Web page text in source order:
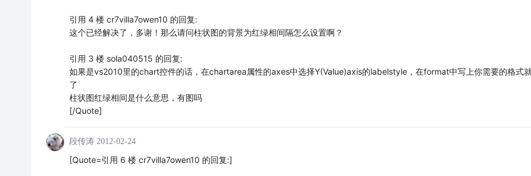
引用 4 楼 cr7villa7owen10 的回复:
这个已经解决了，多谢！那么请问柱状图的背景为红绿相间隔怎么设置啊？
引用 3 楼 sola040515 的回复:
如果是vs2010里的chart控件的话，在chartarea属性的axes中选择Y(Value)axis的labelstyle，在format中写上你需要的格式
了
柱状图红绿相间是什么意思，有图吗
[/Quote]
段传涛 2012-02-24
[Quote=引用 6 楼 cr7villa7owen10 的回复:]